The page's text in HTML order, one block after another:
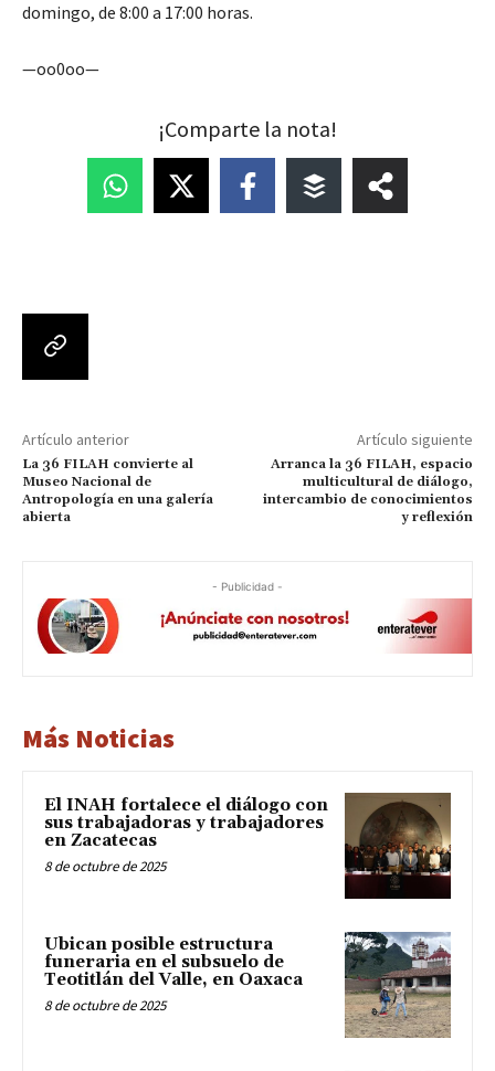
domingo, de 8:00 a 17:00 horas.
—oo0oo—
¡Comparte la nota!
Artículo anterior
La 36 FILAH convierte al
Museo Nacional de
Antropología en una galería
abierta
Artículo siguiente
Arranca la 36 FILAH, espacio
multicultural de diálogo,
intercambio de conocimientos
y reflexión
- Publicidad -
Más Noticias
El INAH fortalece el diálogo con
sus trabajadoras y trabajadores
en Zacatecas
8 de octubre de 2025
Ubican posible estructura
funeraria en el subsuelo de
Teotitlán del Valle, en Oaxaca
8 de octubre de 2025